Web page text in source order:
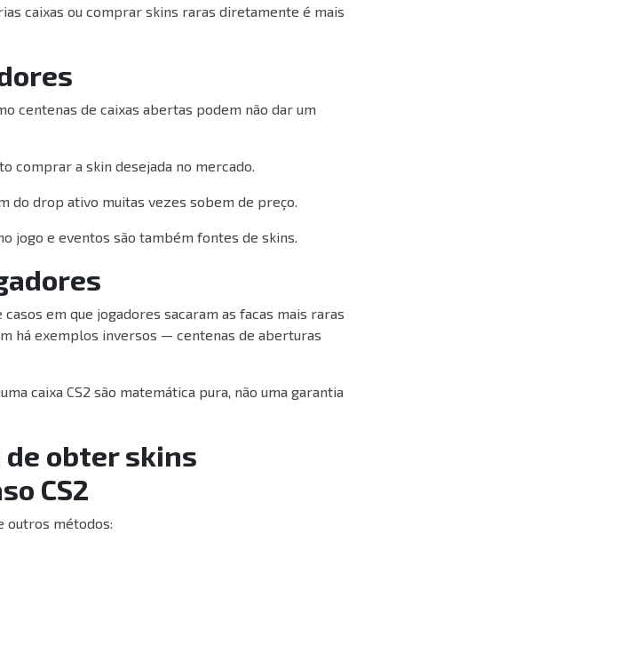
caixas ou comprar skins raras diretamente é mais
centenas de caixas abertas podem não dar um
comprar a skin desejada no mercado.
do drop ativo muitas vezes sobem de preço.
jogo e eventos são também fontes de skins.
em que jogadores sacaram as facas mais raras
há exemplos inversos — centenas de aberturas
caixa CS2 são matemática pura, não uma garantia
obter skins
CS2
outros métodos: